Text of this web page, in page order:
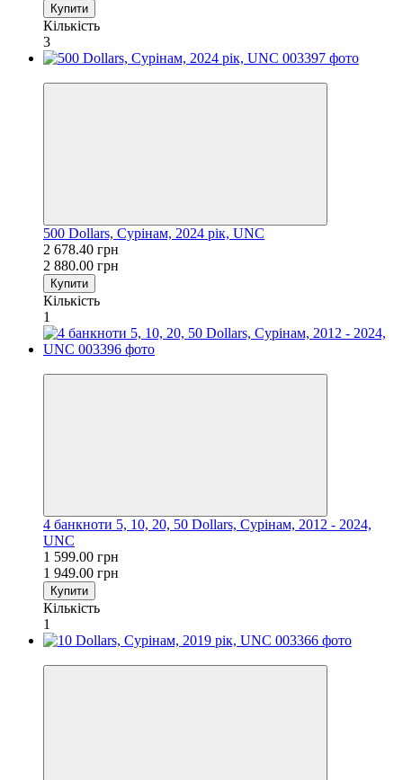
Купити
Кількість
3
500 Dollars, Сурінам, 2024 рік, UNC
2 678.40 грн
2 880.00 грн
Купити
Кількість
1
4 банкноти 5, 10, 20, 50 Dollars, Сурінам, 2012 - 2024,
UNC
1 599.00 грн
1 949.00 грн
Купити
Кількість
1